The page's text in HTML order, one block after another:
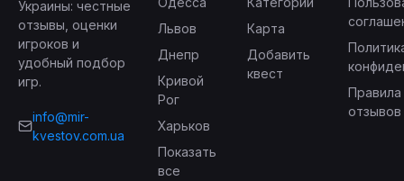
Украины: честные
отзывы, оценки
игроков и
удобный подбор
игр.
info@mir-
kvestov.com.ua
Львов
Днепр
Кривой
Рог
Харьков
Показать
все
Карта
Добавить
квест
отзывов